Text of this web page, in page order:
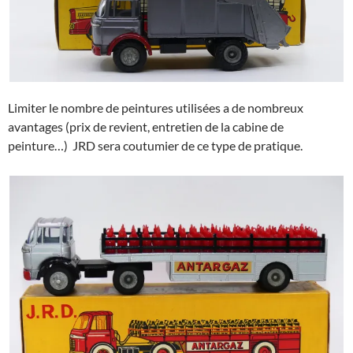
Limiter le nombre de peintures utilisées a de nombreux
avantages (prix de revient, entretien de la cabine de
peinture…) JRD sera coutumier de ce type de pratique.